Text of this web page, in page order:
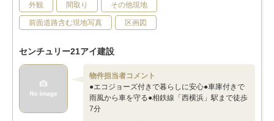
外観 間取り その他現地
前面道路含む現地写真 区画図
センチュリー21アイ建設
物件担当者コメント
●エコジョーズ付きで暮らしに安心●車庫付きで
雨風から車を守る●相鉄線「西横浜」駅まで徒歩
7分